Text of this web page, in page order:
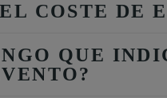
COSTE DE
QUE